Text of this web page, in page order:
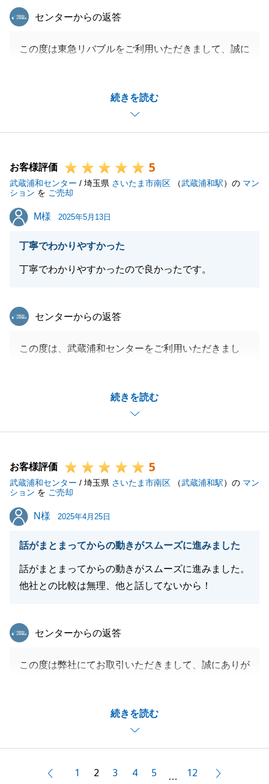
続きを読む
東急リバブル
センターからの返答
この度は東急リバブルをご利用いただきまして、誠に
H様にご協力をいただき、無事にお引渡しができまし
たので、心より感謝をしております。
相談くださいませ。
引き続き、よろしくお願い申し上げます。
お客様評価 5
武蔵浦和センター / 埼玉県 さいたま市南区 （武蔵浦和駅）の マン
ション を ご売却
M様
M様 2025年5月13日
丁寧でわかりやすかった
丁寧でわかりやすかったので良かったです。
続きを読む
東急リバブル
センターからの返答
この度は、武蔵浦和センターをご利用いただきまし
M様にも喜んでいただき、大変嬉しく思います。
些細なことでもお役に立てることがあれば、お気軽に
お申し付けください。
お客様評価 5
武蔵浦和センター / 埼玉県 さいたま市南区 （武蔵浦和駅）の マン
ション を ご売却
N様
N様 2025年4月25日
話がまとまってからの動きがスムーズに進みました
話がまとまってからの動きがスムーズに進みました。
他社との比較は無理、他と話してないから！
続きを読む
東急リバブル
センターからの返答
この度は弊社にてお取引いただきまして、誠にありが
N様にご調整頂けたことで、今回のお取引をスムーズ
に行うことが出来ました。
前へ1 2 3 4 5 … 12